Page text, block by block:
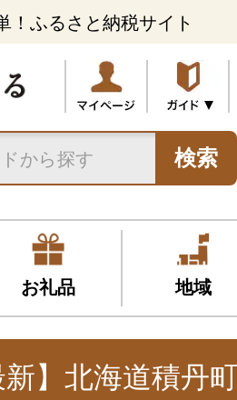
！ふるさと納税サイト
検索
お礼品 地域
新】北海道積丹